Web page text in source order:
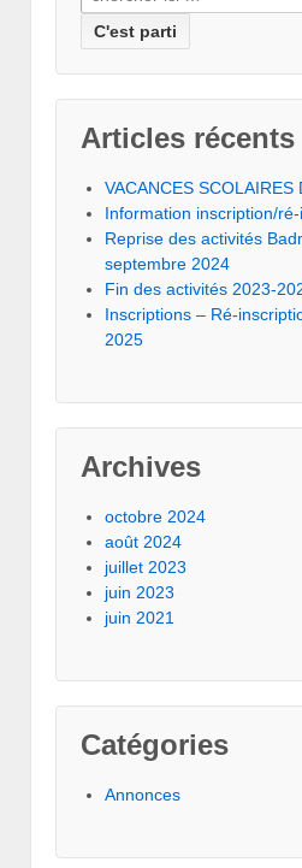
pour:
Articles récents
VACANCES SCOLAIRES
Information inscription/
Reprise des activités
septembre 2024
Fin des activités 2023-
Inscriptions – Ré-
2025
Archives
octobre 2024
août 2024
juillet 2023
juin 2023
juin 2021
Catégories
Annonces